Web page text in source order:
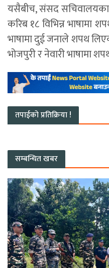
यसैबीच, संसद
करिब १८ विभिन्न
भाषामा दुई जनाले शपथ
भोजपुरी र नेवारी भाषामा
तपाईको प्रतिक्रिया !
सम्बन्धित खबर